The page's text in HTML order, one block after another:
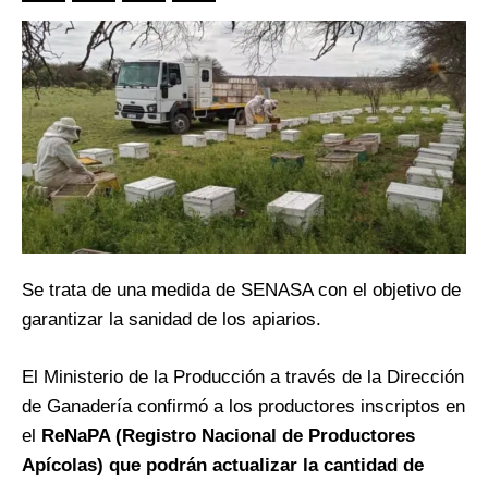
Se trata de una medida de SENASA con el objetivo de
garantizar la sanidad de los apiarios.
El Ministerio de la Producción a través de la Dirección
de Ganadería confirmó a los productores inscriptos en
el
ReNaPA (Registro Nacional de Productores
Apícolas) que podrán actualizar la cantidad de